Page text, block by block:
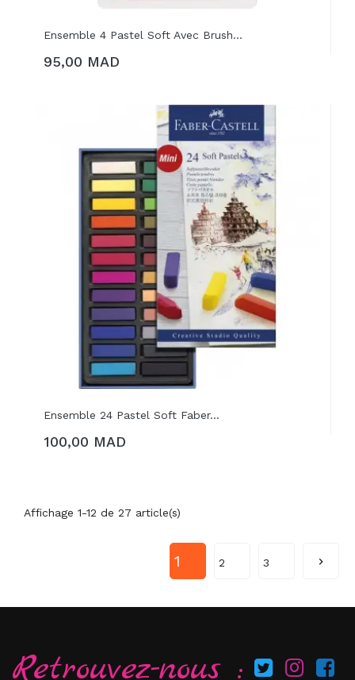
Ensemble 4 Pastel Soft Avec Brush...
95,00 MAD
Ensemble 24 Pastel Soft Faber...
AJOUTER AU PANIER
100,00 MAD
Affichage 1-12 de 27 article(s)
1 2 3 
Retrouvez-nous :